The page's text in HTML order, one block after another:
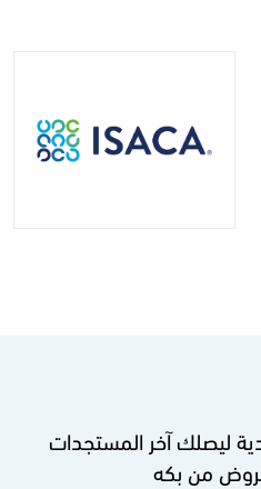
ليصلك آخر المستجدات
من بكه